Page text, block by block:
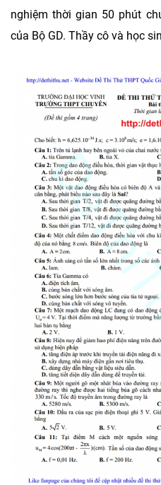
nghiệm thời gian 50 phút
của Bộ GD. Thầy cô và học